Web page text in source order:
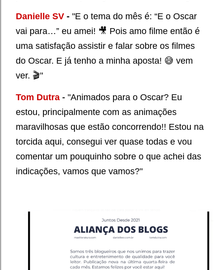
Danielle SV - "E o tema do mês é: “E o Oscar
vai para…” eu amei! 🎥 Pois amo filme então é
uma satisfação assistir e falar sobre os filmes
do Oscar. E já tenho a minha aposta! 😅 vem
ver. 🎬"
Tom Dutra - "Animados para o Oscar? Eu
estou, principalmente com as animações
maravilhosas que estão concorrendo!! Estou na
torcida aqui, consegui ver quase todas e vou
comentar um pouquinho sobre o que achei das
indicações, vamos que vamos?"